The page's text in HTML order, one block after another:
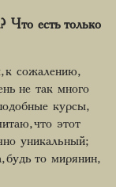
Что есть только
к сожалению,
не так много
курсы,
что этот
уникальный;
будь то мирянин,